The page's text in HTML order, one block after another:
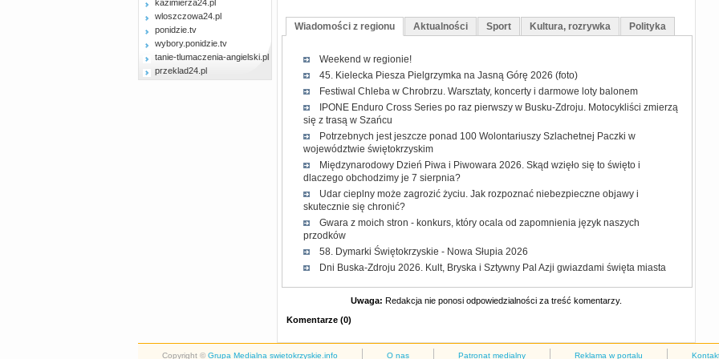
kazimierza24.pl
wloszczowa24.pl
ponidzie.tv
wybory.ponidzie.tv
tanie-tlumaczenia-angielski.pl
przeklad24.pl
Wiadomości z regionu Aktualności Sport Kultura, rozrywka Polityka
Weekend w regionie!
45. Kielecka Piesza Pielgrzymka na Jasną Górę 2026 (foto)
Festiwal Chleba w Chrobrzu. Warsztaty, koncerty i darmowe loty balonem
IPONE Enduro Cross Series po raz pierwszy w Busku-Zdroju. Motocykliści zmierzą
się z trasą w Szańcu
Potrzebnych jest jeszcze ponad 100 Wolontariuszy Szlachetnej Paczki w
województwie świętokrzyskim
Międzynarodowy Dzień Piwa i Piwowara 2026. Skąd wzięło się to święto i
dlaczego obchodzimy je 7 sierpnia?
Udar cieplny może zagrozić życiu. Jak rozpoznać niebezpieczne objawy i
skutecznie się chronić?
Gwara z moich stron - konkurs, który ocala od zapomnienia język naszych
przodków
58. Dymarki Świętokrzyskie - Nowa Słupia 2026
Dni Buska-Zdroju 2026. Kult, Bryska i Sztywny Pal Azji gwiazdami święta miasta
Uwaga: Redakcja nie ponosi odpowiedzialności za treść komentarzy.
Komentarze (0)
Copyright © Grupa Medialna swietokrzyskie.info O nas Patronat medialny Reklama w portalu